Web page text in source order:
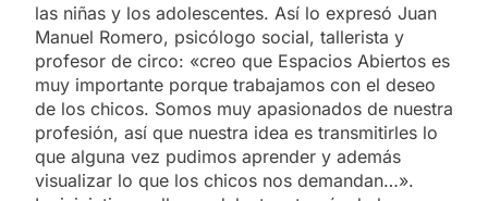
las niñas y los adolescentes. Así lo expresó Juan
Manuel Romero, psicólogo social, tallerista y
profesor de circo: «creo que Espacios Abiertos es
muy importante porque trabajamos con el deseo
de los chicos. Somos muy apasionados de nuestra
profesión, así que nuestra idea es transmitirles lo
que alguna vez pudimos aprender y además
visualizar lo que los chicos nos demandan…».